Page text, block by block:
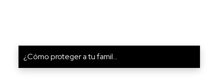
¿Cómo proteger a tu famil...